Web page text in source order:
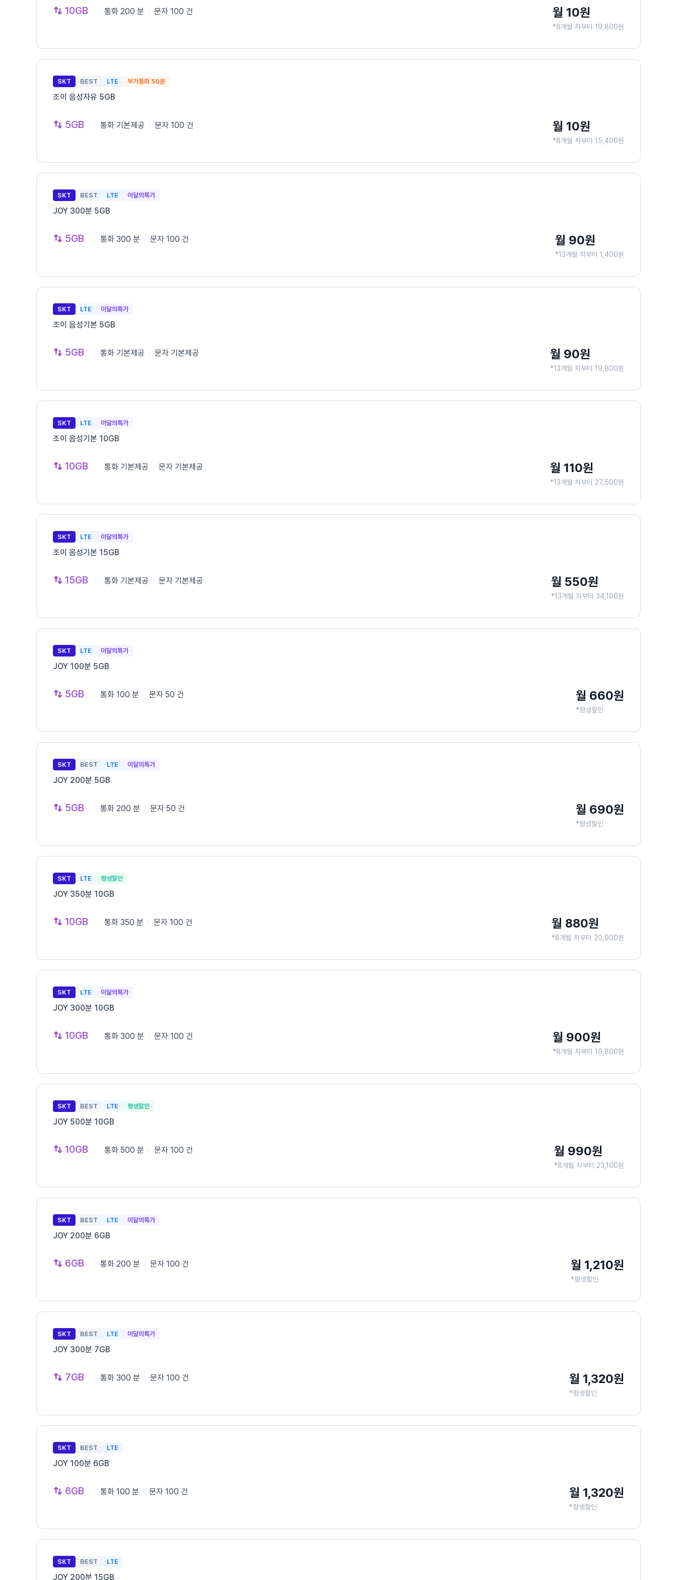
10GB 통화 200 분 문자 100 건 월 10원
*8개월 차부터 19,800원
SKT BEST LTE 부가통화 50분
조이 음성자유 5GB
5GB 통화 기본제공 문자 100 건 월 10원
*8개월 차부터 15,400원
SKT BEST LTE 이달의특가
JOY 300분 5GB
5GB 통화 300 분 문자 100 건 월 90원
*13개월 차부터 1,400원
SKT LTE 이달의특가
조이 음성기본 5GB
5GB 통화 기본제공 문자 기본제공 월 90원
*13개월 차부터 19,800원
SKT LTE 이달의특가
조이 음성기본 10GB
10GB 통화 기본제공 문자 기본제공 월 110원
*13개월 차부터 27,500원
SKT LTE 이달의특가
조이 음성기본 15GB
15GB 통화 기본제공 문자 기본제공 월 550원
*13개월 차부터 34,100원
SKT LTE 이달의특가
JOY 100분 5GB
5GB 통화 100 분 문자 50 건 월 660원
*평생할인
SKT BEST LTE 이달의특가
JOY 200분 5GB
5GB 통화 200 분 문자 50 건 월 690원
*평생할인
SKT LTE 평생할인
JOY 350분 10GB
10GB 통화 350 분 문자 100 건 월 880원
*8개월 차부터 20,900원
SKT LTE 이달의특가
JOY 300분 10GB
10GB 통화 300 분 문자 100 건 월 900원
*8개월 차부터 19,800원
SKT BEST LTE 평생할인
JOY 500분 10GB
10GB 통화 500 분 문자 100 건 월 990원
*8개월 차부터 23,100원
SKT BEST LTE 이달의특가
JOY 200분 6GB
6GB 통화 200 분 문자 100 건 월 1,210원
*평생할인
SKT BEST LTE 이달의특가
JOY 300분 7GB
7GB 통화 300 분 문자 100 건 월 1,320원
*평생할인
SKT BEST LTE
JOY 100분 6GB
6GB 통화 100 분 문자 100 건 월 1,320원
*평생할인
SKT BEST LTE
JOY 200분 15GB